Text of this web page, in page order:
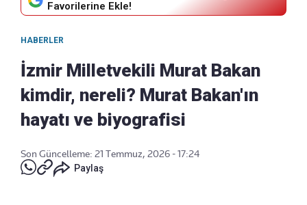
Favorilerine Ekle!
HABERLER
İzmir Milletvekili Murat Bakan
kimdir, nereli? Murat Bakan'ın
hayatı ve biyografisi
Son Güncelleme: 21 Temmuz, 2026 - 17:24
Paylaş